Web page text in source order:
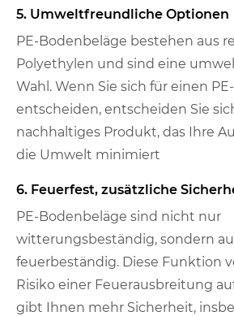
5. Umweltfreundliche Optionen
PE-Bodenbeläge bestehen aus
Polyethylen und sind eine
Wahl. Wenn Sie sich für einen
entscheiden, entscheiden Sie
nachhaltiges Produkt, das Ihre
die Umwelt minimiert
6. Feuerfest, zusätzliche
PE-Bodenbeläge sind nicht nur
witterungsbeständig, sondern
feuerbeständig. Diese Funktion
Risiko einer Feuerausbreitung
gibt Ihnen mehr Sicherheit,